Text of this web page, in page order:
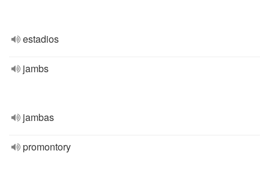
estadios
jambs
jambas
promontory